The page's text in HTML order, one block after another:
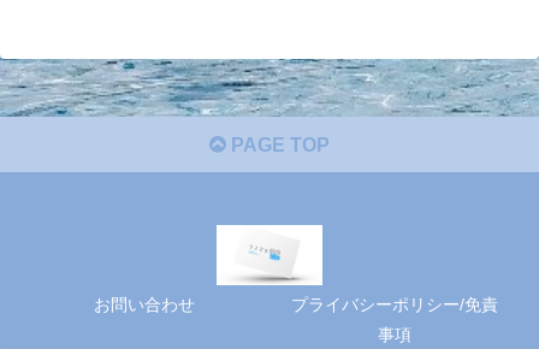
PAGE TOP
お問い合わせ
プライバシーポリシー/免責
事項